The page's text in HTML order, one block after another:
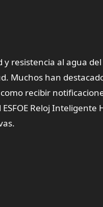
y resistencia al agua
Muchos han
recibir
Reloj Inteligente